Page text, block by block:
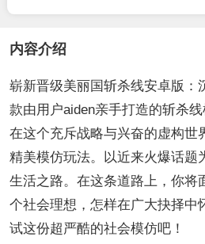
内容介绍
崭新晋级美丽国斩杀线安卓版：
款由用户aiden亲手打造的斩杀
在这个充斥战略与兴奋的虚构世
精美模仿玩法。以近来火爆话题
生活之路。在这条道路上，你将
个社会理想，怎样在广大抉择中
试这份超严酷的社会模仿吧！